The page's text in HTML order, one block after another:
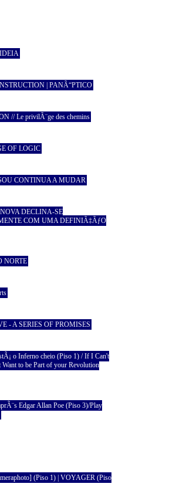
| PANÃ“PTICO
// Le privilÃ¨ge des chemins
OF LOGIC
CONTINUA A MUDAR
DECLINA-SE
COM UMA DEFINIÃ‡ÃƒO
NORTE
- A SERIES OF PROMISES
o Inferno cheio (Piso 1) / If I Can't
to be Part of your Revolution
Edgar Allan Poe (Piso 3)/Play
(Piso 1) | VOYAGER (Piso